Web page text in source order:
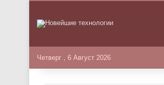
Четверг , 6 Август 2026